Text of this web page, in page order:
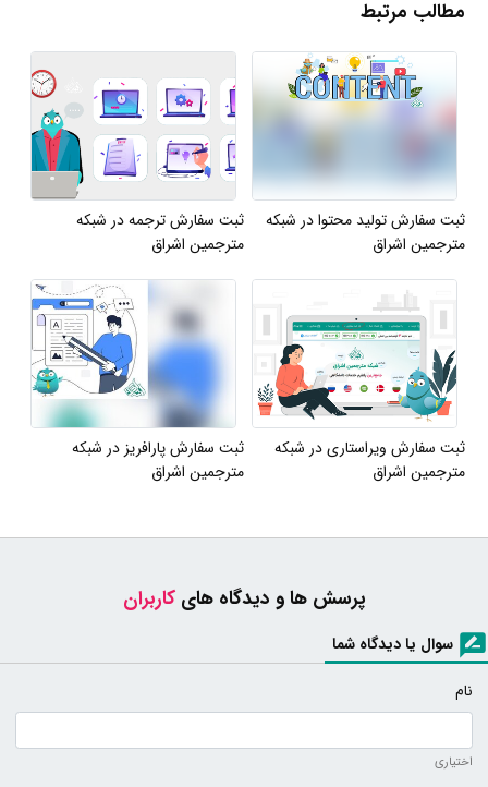
مطالب مرتبط
ثبت سفارش تولید محتوا در شبکه
مترجمین اشراق
ثبت سفارش ترجمه در شبکه
مترجمین اشراق
ثبت سفارش ویراستاری در شبکه
مترجمین اشراق
ثبت سفارش پارافریز در شبکه
مترجمین اشراق
پرسش ها و دیدگاه هایکاربران
سوال یا دیدگاه شما
نام
اختیاری